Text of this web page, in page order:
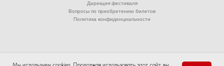
Мы используем cookies. Продолжая использовать этот сайт, вы
Дирекция фестиваля
Вопросы по приобретению билетов
Политика конфиденциальности
© 2001-2026. Ассоциация «Дансе Оупен фестиваль (фестиваль Открытых Танцев)».